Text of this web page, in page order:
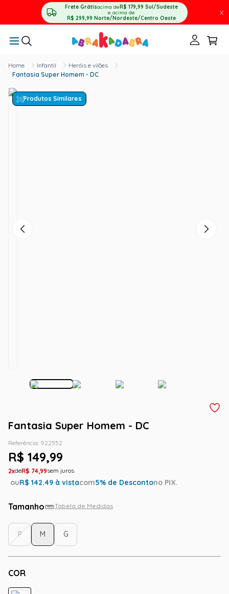
Frete Grátisacima deR$ 179,99 Sul/Sudeste
e acima de
R$ 299,99 Norte/Nordeste/Centro Oeste
X
Infantil
Heróis e vilões
Fantasia Super Homem - DC
Produtos Similares
Fantasia Super Homem - DC
Referência: 922552
R$ 149,99
2 R$ 74,99
ouR$ 142.49 à vistacom5% de Descontono PIX.
Tamanho Tabela de Medidas
COR
P M G